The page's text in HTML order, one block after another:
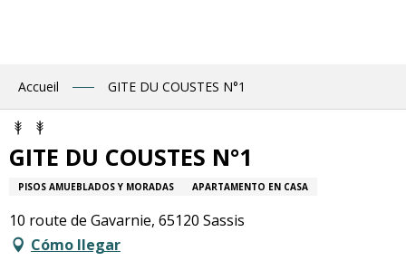
Accueil GITE DU COUSTES N°1
GITE DU COUSTES N°1
PISOS AMUEBLADOS Y MORADAS APARTAMENTO EN CASA
10 route de Gavarnie, 65120 Sassis
Cómo llegar